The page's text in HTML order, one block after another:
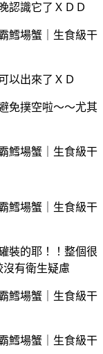
認識它了ＸＤＤ
以出來了ＸＤ
免撲空啦～～尤其
裝的耶！！整個很
有衛生疑慮